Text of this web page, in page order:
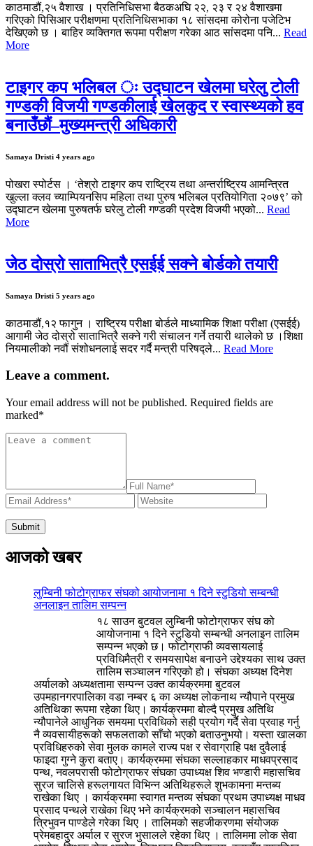
काठमाडौं,२५ वैशाख । प्रतिनिधिसभा बैठकअघि २२, २३ र २४ वैशाखमा
गरिएको पिसिआर परीक्षणमा प्रतिनिधिसभाका १८ सांसदमा कोरोना पजेटिभ
देखिएको छ । बाहिर व्यक्तिगत रूपमा परीक्षण गरेका आठ सांसदमा पनि... Read
More
टाइगर कप भलिबल ः उद्घाटन खेलमा घरेलु टोली
गण्डकी विजयी गण्डकीलाई खेलकुद र स्वास्थ्यको हव
बनाउँछौं–मुख्यमन्त्री अधिकारी
Samaya Dristi 4 years ago
पोखरा स्पोर्टस । ‘तेश्रो टाइगर कप राष्ट्रिय तथा अन्तर्राष्ट्रिय आमन्त्रित
खुल्ला क्लव च्याम्पियनसिप महिला तथा पुरुष भलिबल प्रतियोगिता २०७९’ को
उद्घाटन खेलमा पुरुषतर्फ घरेलु टोली गण्डकी प्रदेश विजयी भएको... Read
More
जेठ दोस्रो साताभित्रै एसईई सक्ने बोर्डको तयारी
Samaya Dristi 5 years ago
काठमाडौं,१२ फागुन । राष्ट्रिय परीक्षा बोर्डले माध्यामिक शिक्षा परीक्षा (एसईई)
आगामी जेठ दोस्रो साताभित्रै सक्ने गरी संचालन गर्ने तयारी थालेको छ ।शिक्षा
नियमालीको नवौं संशोधनलाई सदर गर्दै मन्त्री परिषद्ले... Read More
Leave a comment.
Your email address will not be published. Required fields are
marked*
आजको खबर
लुम्बिनी फोटोग्राफर संघको आयोजनामा १ दिने स्टुडियो सम्बन्धी
अनलाइन तालिम सम्पन्न
१८ साउन बुटवल लुम्बिनी फोटोग्राफर संघ को
आयोजनामा १ दिने स्टुडियो सम्बन्धी अनलाइन तालिम
सम्पन्न भएको छ। फोटोग्राफी व्यवसायलाई
प्रविधिमैत्री र समयसापेक्ष बनाउने उद्देश्यका साथ उक्त
तालिम सञ्चालन गरिएको हो। संघका अध्यक्ष दिनेश
अर्यालको अध्यक्षतामा सम्पन्न उक्त कार्यक्रममा बुटवल
उपमहानगरपालिका वडा नम्बर ६ का अध्यक्ष लोकनाथ न्यौपाने प्रमुख
अतिथिका रूपमा रहेका थिए। कार्यक्रममा बोल्दै प्रमुख अतिथि
न्यौपानेले आधुनिक समयमा प्रविधिको सही प्रयोग गर्दै सेवा प्रवाह गर्नु
नै व्यवसायीहरूको सफलताको साँचो भएको बताउनुभयो। यस्ता खालका
प्रविधिहरुको सेवा मुलक कामले राज्य पक्ष र सेवाग्राहि पक्ष दुवैलाई
फाइदा गुग्ने कुरा बताए। कार्यक्रममा संघका सल्लाहकार माधवप्रसाद
पन्थ, नवलपरासी फोटोग्राफर संघका उपाध्यक्ष शिव भण्डारी महासचिव
सुरज चालिसे हरूलगायत विभिन्न अतिथिहरूले शुभकामना मन्तब्य
राखेका थिए । कार्यक्रममा स्वागत मन्तव्य संघका प्रथम उपाध्यक्ष माधव
प्रसाद पन्थले राखेका थिए भने कार्यक्रमको सञ्चालन महासचिव
त्रिभुवन पाण्डेले गरेका थिए । तालिमको सहजीकरणमा संयोजक
प्रेमबहादुर अर्याल र सुरज भुसालले रहेका थिए । तालिममा लोक सेवा